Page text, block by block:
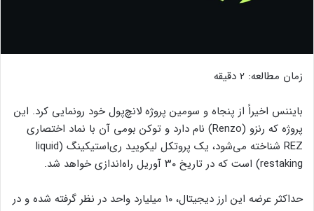
زمان مطالعه: 2 دقیقه
بایننس اخیراً از پنجاه و سومین پروژه لانچ‌پول خود رونمایی کرد. این
پروژه که رنزو (Renzo) نام دارد و توکن بومی آن با نماد اختصاری
REZ شناخته می‌شود، یک پروتکل لیکویید ری‌استیکینگ (liquid
restaking) است که در تاریخ ۳۰ آوریل راه‌اندازی خواهد شد.
حداکثر عرضه این ارز دیجیتال، ۱۰ میلیارد واحد در نظر گرفته شده و در